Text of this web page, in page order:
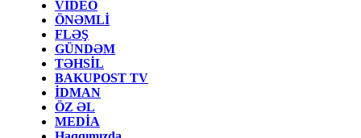
VİDEO
ÖNƏMLİ
FLƏŞ
GÜNDƏM
TƏHSİL
BAKUPOST TV
İDMAN
ÖZ ƏL
MEDİA